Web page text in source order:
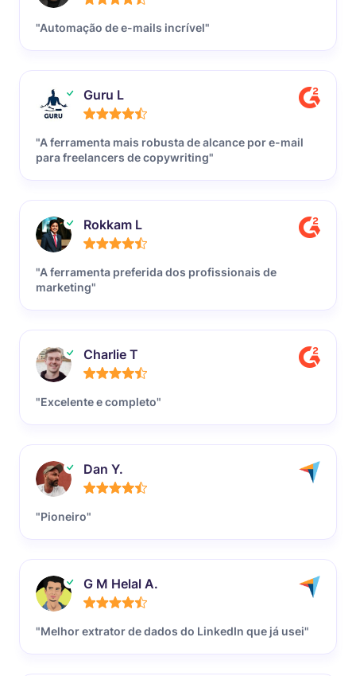
"Automação de e-mails incrível"
Guru L
"A ferramenta mais robusta de alcance por e-mail
para freelancers de copywriting"
Rokkam L
"A ferramenta preferida dos profissionais de
marketing"
Charlie T
"Excelente e completo"
Dan Y.
"Pioneiro"
G M Helal A.
"Melhor extrator de dados do LinkedIn que já usei"